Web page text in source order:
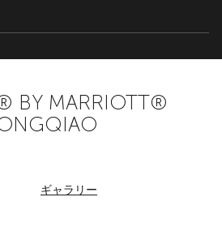
BY MARRIOTT®
ギャラリー